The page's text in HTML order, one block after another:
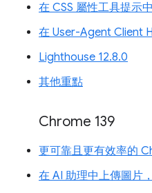
在 CSS 屬性工具提示
在 User-Agent Client
Lighthouse 12.8.0
其他重點
Chrome 139
更可靠且更有效率的
在 AI 助理中上傳圖片